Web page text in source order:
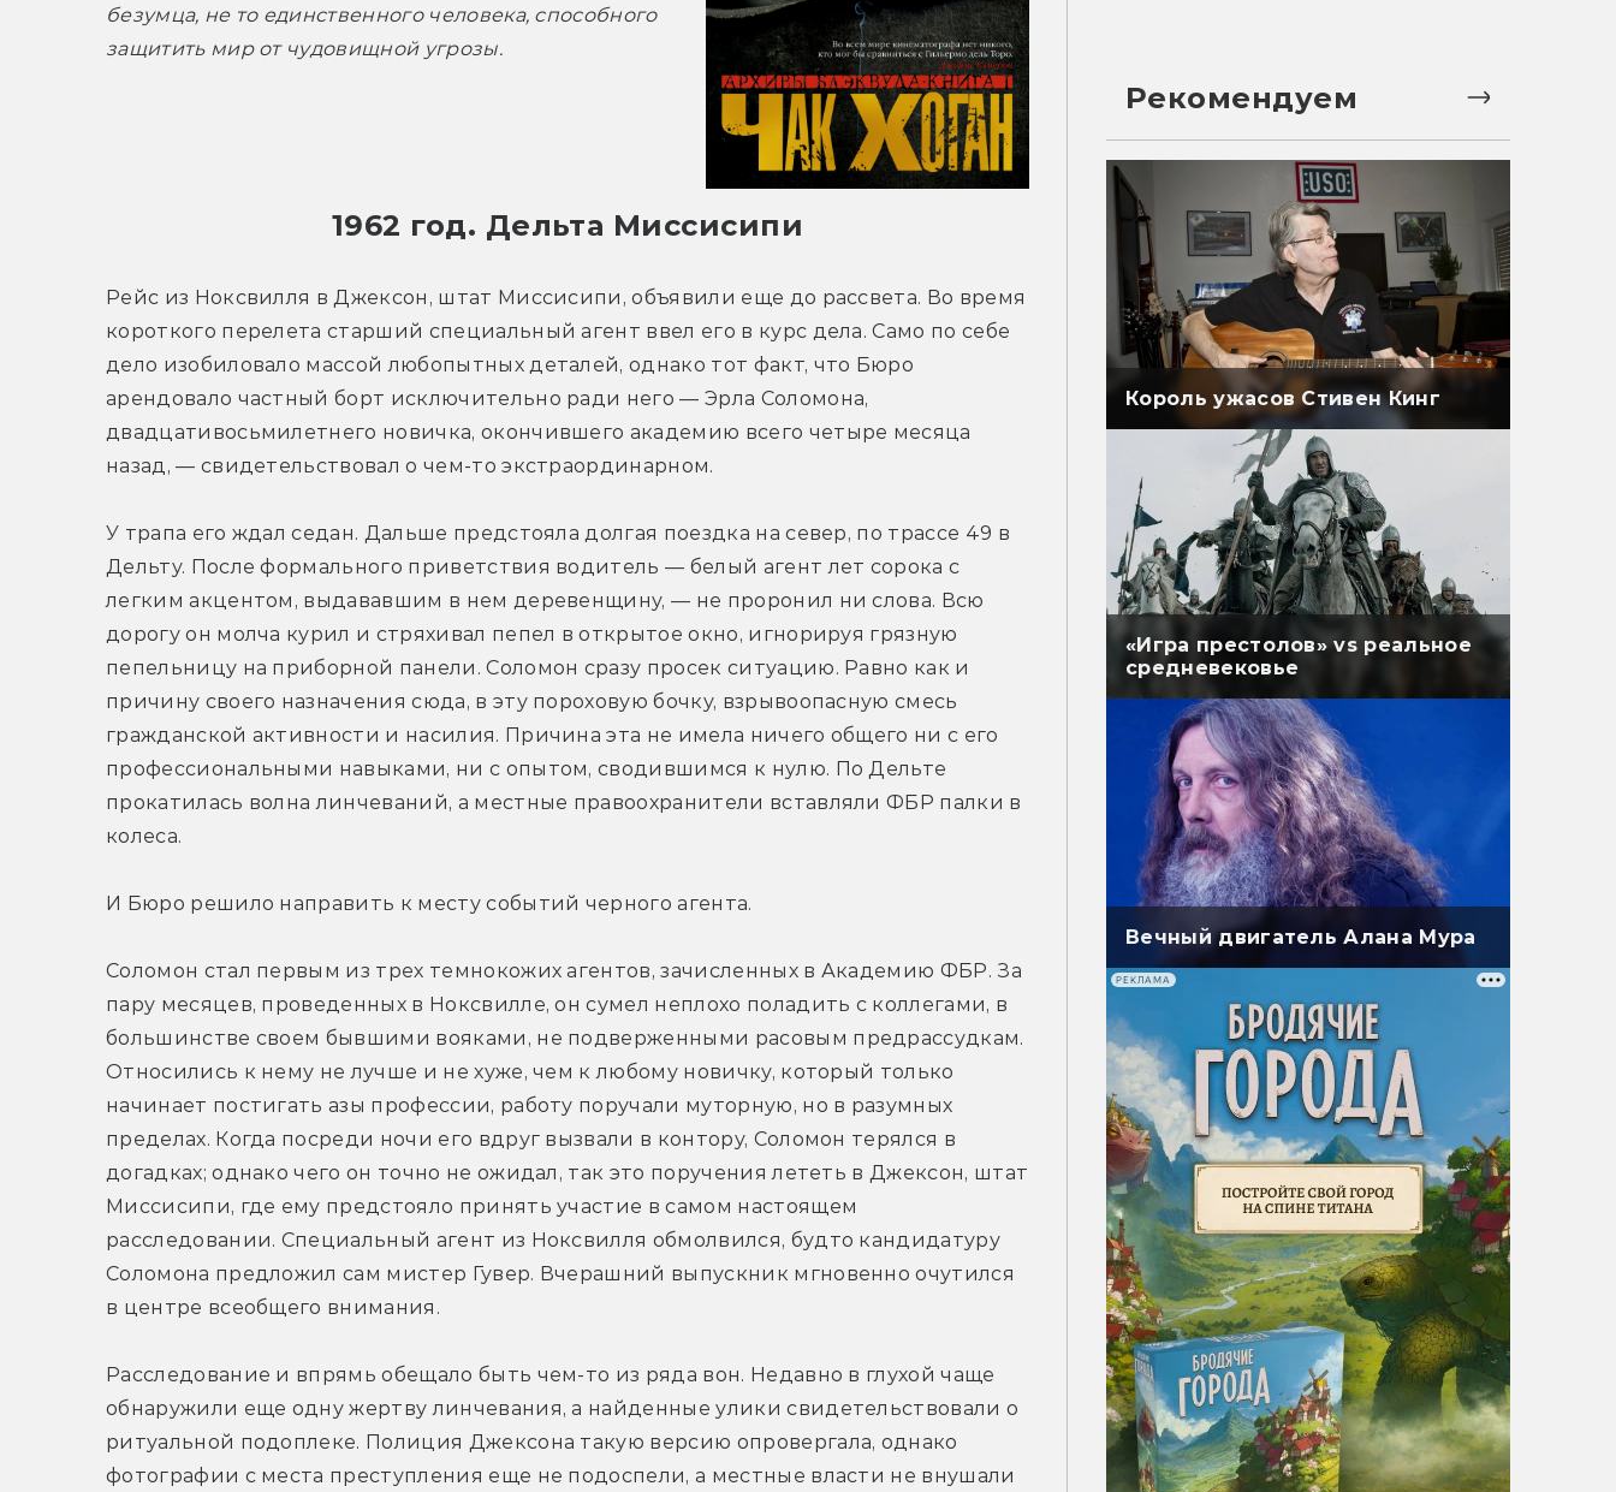
безумца, не то единственного человека, способного
защитить мир от чудовищной угрозы.
1962 год. Дельта Миссисипи
Рейс из Ноксвилля в Джексон, штат Миссисипи, объявили еще до рассвета. Во время
короткого перелета старший специальный агент ввел его в курс дела. Само по себе
дело изобиловало массой любопытных деталей, однако тот факт, что Бюро
арендовало частный борт исключительно ради него — Эрла Соломона,
двадцативосьмилетнего новичка, окончившего академию всего четыре месяца
назад, — свидетельствовал о чем-то экстраординарном.
У трапа его ждал седан. Дальше предстояла долгая поездка на север, по трассе 49 в
Дельту. После формального приветствия водитель — белый агент лет сорока с
легким акцентом, выдававшим в нем деревенщину, — не проронил ни слова. Всю
дорогу он молча курил и стряхивал пепел в открытое окно, игнорируя грязную
пепельницу на приборной панели. Соломон сразу просек ситуацию. Равно как и
причину своего назначения сюда, в эту пороховую бочку, взрывоопасную смесь
гражданской активности и насилия. Причина эта не имела ничего общего ни с его
профессиональными навыками, ни с опытом, сводившимся к нулю. По Дельте
прокатилась волна линчеваний, а местные правоохранители вставляли ФБР палки в
колеса.
И Бюро решило направить к месту событий черного агента.
Соломон стал первым из трех темнокожих агентов, зачисленных в Академию ФБР. За
пару месяцев, проведенных в Ноксвилле, он сумел неплохо поладить с коллегами, в
большинстве своем бывшими вояками, не подверженными расовым предрассудкам.
Относились к нему не лучше и не хуже, чем к любому новичку, который только
начинает постигать азы профессии, работу поручали муторную, но в разумных
пределах. Когда посреди ночи его вдруг вызвали в контору, Соломон терялся в
догадках; однако чего он точно не ожидал, так это поручения лететь в Джексон, штат
Миссисипи, где ему предстояло принять участие в самом настоящем
расследовании. Специальный агент из Ноксвилля обмолвился, будто кандидатуру
Соломона предложил сам мистер Гувер. Вчерашний выпускник мгновенно очутился
в центре всеобщего внимания.
Расследование и впрямь обещало быть чем-то из ряда вон. Недавно в глухой чаще
обнаружили еще одну жертву линчевания, а найденные улики свидетельствовали о
ритуальной подоплеке. Полиция Джексона такую версию опровергала, однако
фотографии с места преступления еще не подоспели, а местные власти не внушали
Рекомендуем
Король ужасов Стивен Кинг
«Игра престолов» vs реальное
средневековье
Вечный двигатель Алана Мура
РЕКЛАМА